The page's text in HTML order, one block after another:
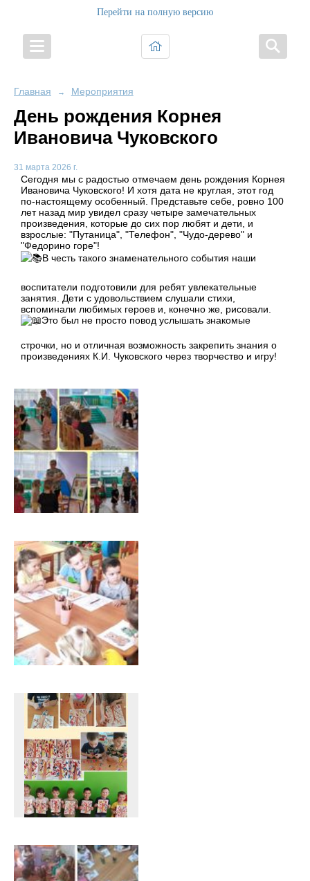
Перейти на полную версию
Главная → Мероприятия
День рождения Корнея
Ивановича Чуковского
31 марта 2026 г.
Сегодня мы с радостью отмечаем день рождения Корнея
Ивановича Чуковского! И хотя дата не круглая, этот год
по-настоящему особенный. Представьте себе, ровно 100
лет назад мир увидел сразу четыре замечательных
произведения, которые до сих пор любят и дети, и
взрослые: "Путаница", "Телефон", "Чудо-дерево" и
"Федорино горе"!
В честь такого знаменательного события наши
воспитатели подготовили для ребят увлекательные
занятия. Дети с удовольствием слушали стихи,
вспоминали любимых героев и, конечно же, рисовали.
Это был не просто повод услышать знакомые
строчки, но и отличная возможность закрепить знания о
произведениях К.И. Чуковского через творчество и игру!